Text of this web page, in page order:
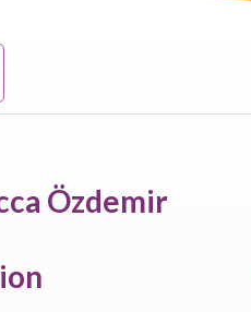
Özdemir